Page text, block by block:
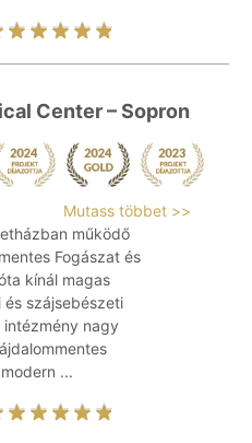
Center – Sopron
Mutass többet >>
működő
Fogászat és
kínál magas
szájsebészeti
nagy
...